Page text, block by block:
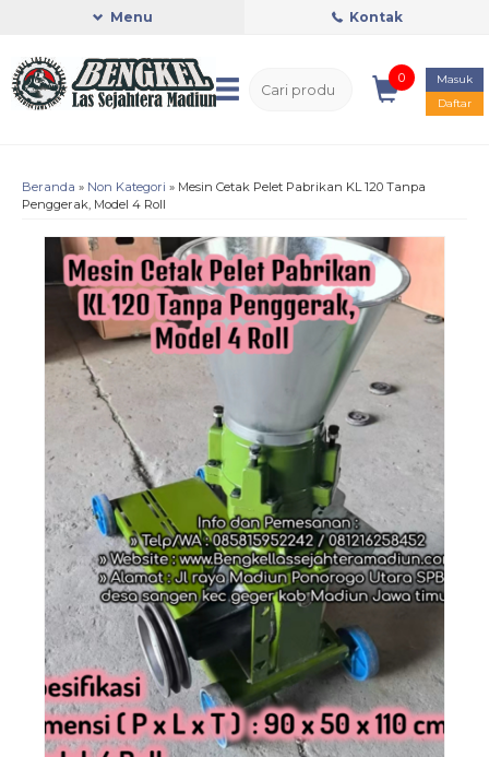
Menu Kontak
0
Masuk
Daftar
Beranda » Non Kategori » Mesin Cetak Pelet Pabrikan KL 120 Tanpa
Penggerak, Model 4 Roll